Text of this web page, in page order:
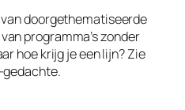
doorgethematiseerde
programma’s zonder
hoe krijg je een lijn? Zie
gedachte.